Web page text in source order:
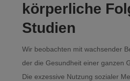
körperliche
Studien
Wir beobachten mit wachsender
der die Gesundheit einer ganzen
Die exzessive Nutzung sozialer